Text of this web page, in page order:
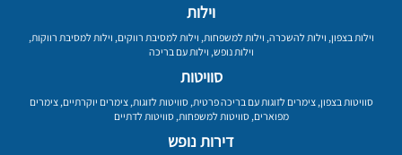
וילות
וילות בצפון, וילות להשכרה, וילות למשפחות, וילות למסיבת רווקים, וילות למסיבת רווקות,
וילות נופש, וילות עם בריכה
סוויטות
סוויטות בצפון,צימרים לזוגות עם בריכה פרטית,סוויטות לזוגות,צימרים יוקרתיים,צימרים
מפוארים,סוויטות למשפחות,סוויטות לדתיים
דירות נופש